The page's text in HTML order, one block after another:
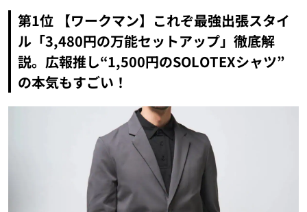
第1位 【ワークマン】これぞ最強出張スタイ
ル「3,480円の万能セットアップ」徹底解
説。広報推し“1,500円のSOLOTEXシャツ”
の本気もすごい！